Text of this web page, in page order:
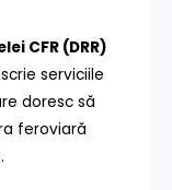
CFR (DRR)
serviciile
doresc să
feroviară